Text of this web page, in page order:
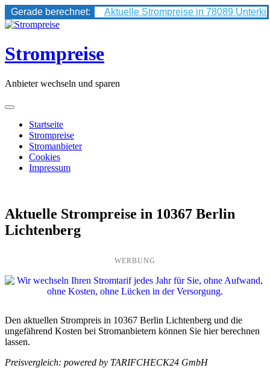
Gerade berechnet:
Aktuelle Strompreise in 78089
Skip
content
Strompreise
Anbieter wechseln und sparen
Startseite
Strompreise
Stromanbieter
Cookies
Impressum
Aktuelle Strompreise in 10367 Berlin
Lichtenberg
WERBUNG
Den aktuellen Strompreis in 10367 Berlin Lichtenberg und die
ungefährend Kosten bei Stromanbietern können Sie hier berechnen
lassen.
Preisvergleich: powered by TARIFCHECK24 GmbH